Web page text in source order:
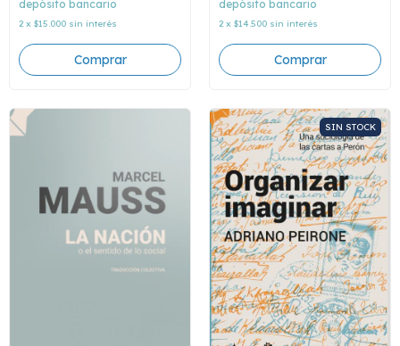
depósito bancario
2 x $15.000 sin interés
depósito bancario
2 x $14.500 sin interés
SIN STOCK